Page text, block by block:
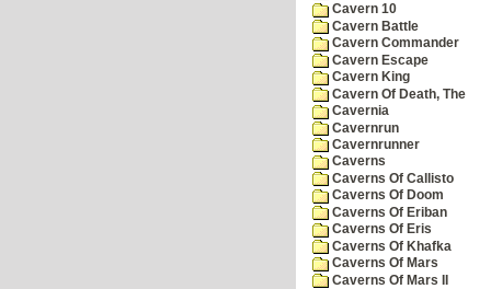
Cavern 10
Cavern Battle
Cavern Commander
Cavern Escape
Cavern King
Cavern Of Death, The
Cavernia
Cavernrun
Cavernrunner
Caverns
Caverns Of Callisto
Caverns Of Doom
Caverns Of Eriban
Caverns Of Eris
Caverns Of Khafka
Caverns Of Mars
Caverns Of Mars II